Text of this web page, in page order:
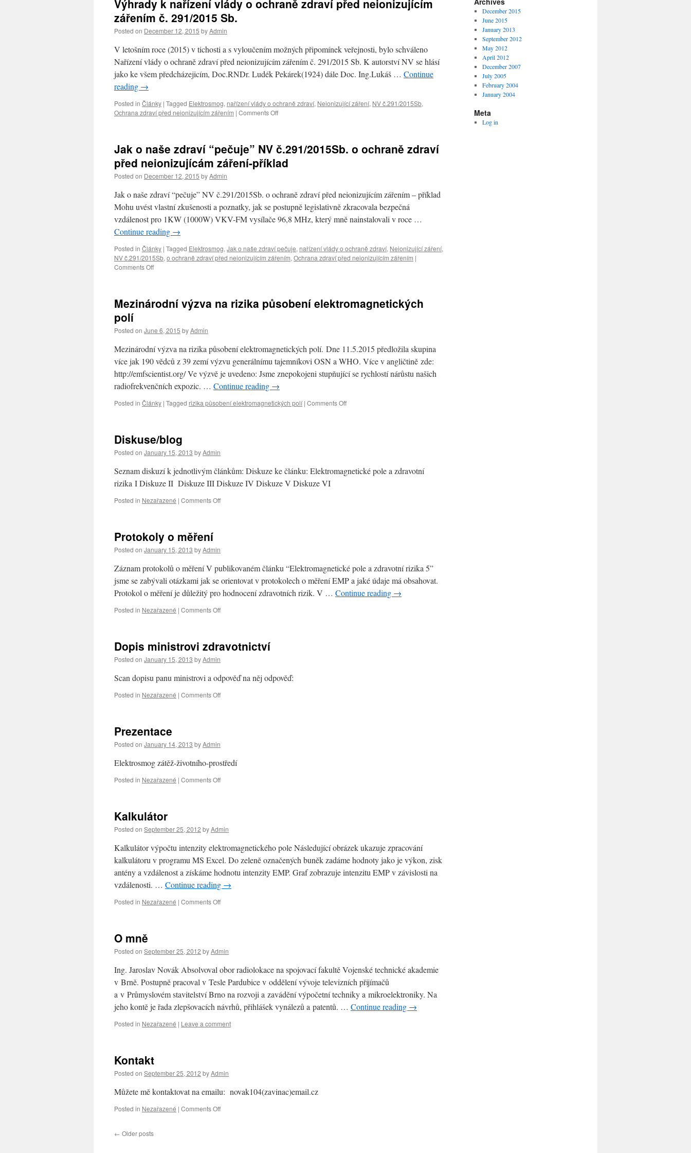
Výhrady k nařízení vlády o ochraně zdraví před neionizujícím
zářením č. 291/2015 Sb.
Posted on December 12, 2015 byAdmin
V letošním roce (2015) v tichosti a s vyloučením možných připomínek veřejnosti, bylo schváleno
Nařízení vlády o ochraně zdraví před neionizujícím zářením č. 291/2015 Sb. K autorství NV se hlásí
jako ke všem předcházejicím, Doc.RNDr. Ludék Pekárek(1924) dále Doc. Ing.Lukáš … Continue
reading →
Posted in Články | Tagged Elektrosmog, nařízení vlády o ochraně zdraví, Neionizující záření, NV č.291/2015Sb,
Ochrana zdraví před neionizujícím zářením | Comments Off
vlády
ochraně
neionizujícím
zářením
291/2015
Jak o naše zdraví “pečuje” NV č.291/2015Sb. o ochraně zdraví
před neionizujícám záření-příklad
Posted on December 12, 2015 byAdmin
Jak o naše zdraví “pečuje” NV č.291/2015Sb. o ochraně zdraví před neionizujícím zářením – příklad
Mohu uvést vlastní zkušenosti a poznatky, jak se postupně legislativně zkracovala bezpečná
vzdálenost pro 1KW (1000W) VKV-FM vysílače 96,8 MHz, který mně nainstalovali v roce …
Continue reading →
Posted in Články | Tagged Elektrosmog, Jak o naše zdraví pečuje, nařízení vlády o ochraně zdraví, Neionizující záření,
NV č.291/2015Sb, o ochraně zdraví před neionizujícím zářením, Ochrana zdraví před neionizujícím zářením |
Comments Off
zdraví
č.291/2015Sb.
ochraně
zdraví
neionizujícám
záření-
Mezinárodní výzva na rizika působení elektromagnetických
polí
Posted on June 6, 2015 byAdmin
Mezinárodní výzva na rizika působení elektromagnetických polí. Dne 11.5.2015 předložila skupina
více jak 190 vědců z 39 zemí výzvu generálnímu tajemníkovi OSN a WHO. Více v angličtině zde:
http://emfscientist.org/ Ve výzvě je uvedeno: Jsme znepokojeni stupňující se rychlostí nárůstu našich
radiofrekvenčních expozic. … Continue reading →
Posted in Články | Tagged rizika působení elektromagnetických polí | Comments Off
polí
Diskuse/blog
Posted on January 15, 2013 byAdmin
Seznam diskuzí k jednotlivým článkům: Diskuze ke článku: Elektromagnetické pole a zdravotní
rizika I Diskuze II Diskuze III Diskuze IV Diskuze V Diskuze VI
Posted in Nezařazené | Comments Off
Protokoly o měření
Posted on January 15, 2013 byAdmin
Záznam protokolů o měření V publikovaném článku “Elektromagnetické pole a zdravotní rizika 5”
jsme se zabývali otázkami jak se orientovat v protokolech o měření EMP a jaké údaje má obsahovat.
Protokol o měření je důležitý pro hodnocení zdravotních rizik. V … Continue reading →
Posted in Nezařazené | Comments Off
Dopis ministrovi zdravotnictví
Posted on January 15, 2013 byAdmin
Scan dopisu panu ministrovi a odpověď na něj odpověď:
Posted in Nezařazené | Comments Off
Prezentace
Posted on January 14, 2013 byAdmin
Elektrosmog zátěž-životního-prostředí
Posted in Nezařazené | Comments Off
Kalkulátor
Posted on September 25, 2012 byAdmin
Kalkulátor výpočtu intenzity elektromagnetického pole Následující obrázek ukazuje zpracování
kalkulátoru v programu MS Excel. Do zeleně označených buněk zadáme hodnoty jako je výkon, zisk
antény a vzdálenost a získáme hodnotu intenzity EMP. Graf zobrazuje intenzitu EMP v závislosti na
vzdálenosti. … Continue reading →
Posted in Nezařazené | Comments Off
O mně
Posted on September 25, 2012 byAdmin
Ing. Jaroslav Novák Absolvoval obor radiolokace na spojovací fakultě Vojenské technické akademie
v Brně. Postupně pracoval v Tesle Pardubice v oddělení vývoje televizních přijímačů
a v Průmyslovém stavitelství Brno na rozvoji a zavádění výpočetní techniky a mikroelektroniky. Na
jeho kontě je řada zlepšovacích návrhů, přihlášek vynálezů a patentů. … Continue reading →
Posted in Nezařazené | Leave a comment
Kontakt
Posted on September 25, 2012 byAdmin
Můžete mě kontaktovat na emailu: novak104(zavinac)email.cz
Posted in Nezařazené | Comments Off
← Older posts
December 2015
June 2015
January 2013
September 2012
May 2012
April 2012
December 2007
July 2005
February 2004
January 2004
Meta
Log in